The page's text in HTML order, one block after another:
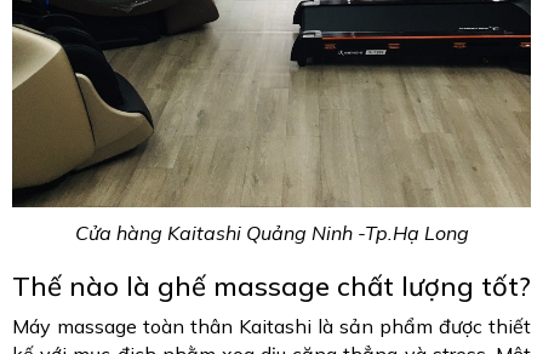
Cửa hàng Kaitashi Quảng Ninh -Tp.Hạ Long
Thế nào là ghế massage chất lượng tốt?
Máy massage toàn thân Kaitashi là sản phẩm được thiết